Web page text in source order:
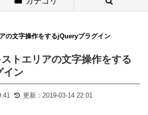
の文字操作をするjQueryプラグイン
トエリアの文字操作をする
イン
更新： 2019-03-14 22:01